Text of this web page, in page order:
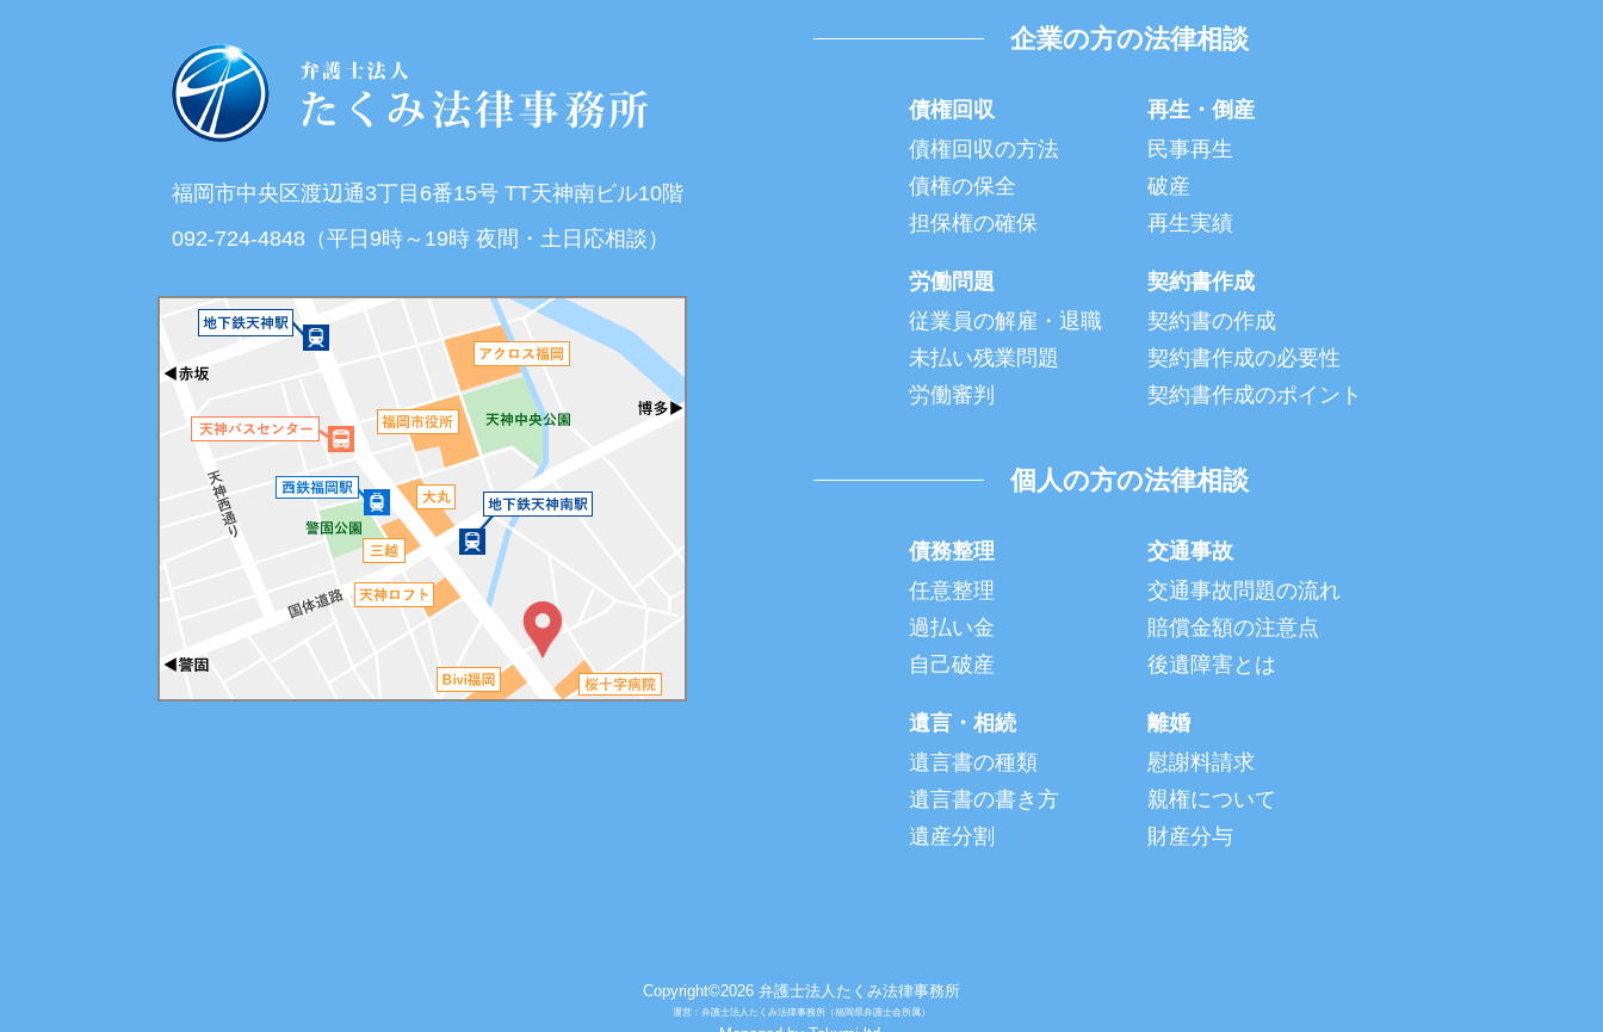
福岡市中央区渡辺通3丁目6番15号 TT天神南ビル10階
092-724-4848（平日9時～19時 夜間・土日応相談）
企業の方の法律相談
債権回収
債権回収の方法
債権の保全
担保権の確保
労働問題
従業員の解雇・退職
未払い残業問題
労働審判
再生・倒産
民事再生
破産
再生実績
契約書作成
契約書の作成
契約書作成の必要性
契約書作成のポイント
個人の方の法律相談
債務整理
任意整理
過払い金
自己破産
遺言・相続
遺言書の種類
遺言書の書き方
遺産分割
交通事故
交通事故問題の流れ
賠償金額の注意点
後遺障害とは
離婚
慰謝料請求
親権について
財産分与
Copyright©2026 弁護士法人たくみ法律事務所
運営：弁護士法人たくみ法律事務所（福岡県弁護士会所属）